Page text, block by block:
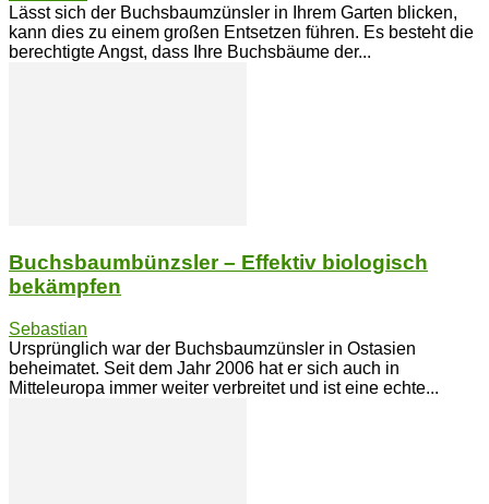
Lässt sich der Buchsbaumzünsler in Ihrem Garten blicken,
kann dies zu einem großen Entsetzen führen. Es besteht die
berechtigte Angst, dass Ihre Buchsbäume der...
Buchsbaumbünzsler – Effektiv biologisch
bekämpfen
Sebastian
Ursprünglich war der Buchsbaumzünsler in Ostasien
beheimatet. Seit dem Jahr 2006 hat er sich auch in
Mitteleuropa immer weiter verbreitet und ist eine echte...